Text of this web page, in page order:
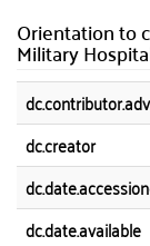
Orientation to
Military
dc.creator
dc.date.available